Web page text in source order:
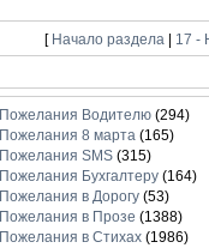
[ Начало раздела | 17 -
Пожелания Водителю (294)
Пожелания 8 марта (165)
Пожелания SMS (315)
Пожелания Бухгалтеру (164)
Пожелания в Дорогу (53)
Пожелания в Прозе (1388)
Пожелания в Стихах (1986)